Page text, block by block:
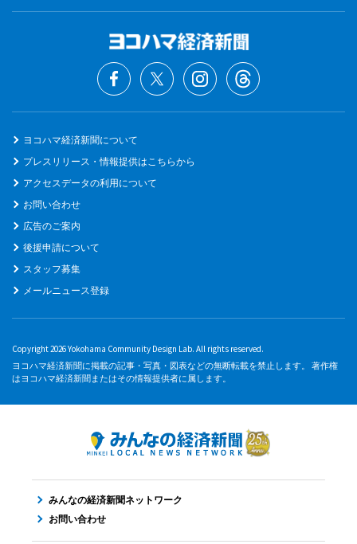
ヨコハマ経済新聞について
プレスリリース・情報提供はこちらから
アクセスデータの利用について
お問い合わせ
広告のご案内
後援申請について
スタッフ募集
メールニュース登録
Copyright 2026 Yokohama Community Design Lab. All rights reserved.
ヨコハマ経済新聞に掲載の記事・写真・図表などの無断転載を禁止します。 著作権
はヨコハマ経済新聞またはその情報提供者に属します。
みんなの経済新聞ネットワーク
お問い合わせ